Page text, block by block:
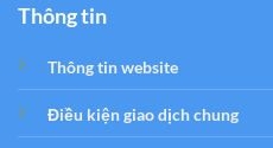
Thông tin
Thông tin website
Điều kiện giao dịch chung